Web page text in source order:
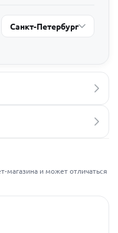
Санкт-Петербург
магазина и может отличаться